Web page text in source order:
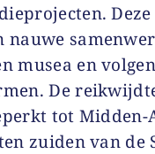
musea en
De
tot
zuiden van de